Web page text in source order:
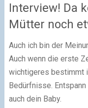
Interview! Da
Mütter noch
Auch ich bin der
Auch wenn die erste
wichtigeres bestimmt
Bedürfnisse.
auch dein Baby.